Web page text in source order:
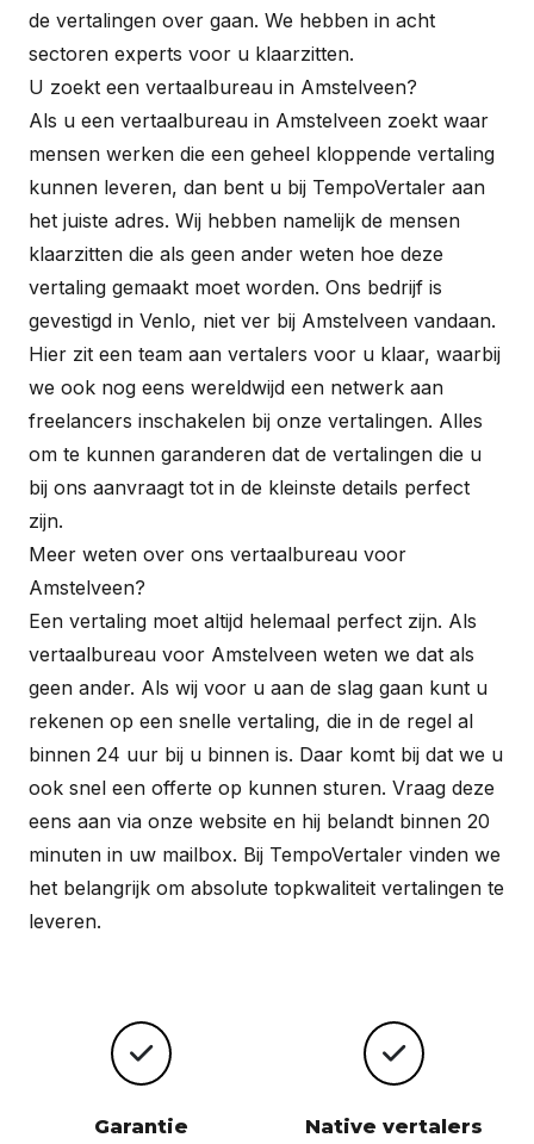
de vertalingen over gaan. We hebben in acht
sectoren experts voor u klaarzitten.
U zoekt een vertaalbureau in Amstelveen?
Als u een vertaalbureau in Amstelveen zoekt waar
mensen werken die een geheel kloppende vertaling
kunnen leveren, dan bent u bij TempoVertaler aan
het juiste adres. Wij hebben namelijk de mensen
klaarzitten die als geen ander weten hoe deze
vertaling gemaakt moet worden. Ons bedrijf is
gevestigd in Venlo, niet ver bij Amstelveen vandaan.
Hier zit een team aan vertalers voor u klaar, waarbij
we ook nog eens wereldwijd een netwerk aan
freelancers inschakelen bij onze vertalingen. Alles
om te kunnen garanderen dat de vertalingen die u
bij ons aanvraagt tot in de kleinste details perfect
zijn.
Meer weten over ons vertaalbureau voor
Amstelveen?
Een vertaling moet altijd helemaal perfect zijn. Als
vertaalbureau voor Amstelveen weten we dat als
geen ander. Als wij voor u aan de slag gaan kunt u
rekenen op een snelle vertaling, die in de regel al
binnen 24 uur bij u binnen is. Daar komt bij dat we u
ook snel een offerte op kunnen sturen. Vraag deze
eens aan via onze website en hij belandt binnen 20
minuten in uw mailbox. Bij TempoVertaler vinden we
het belangrijk om absolute topkwaliteit vertalingen te
leveren.
Garantie Native vertalers